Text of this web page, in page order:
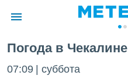
о
Погода в Чекалине
07:09 суббота